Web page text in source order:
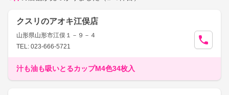
クスリのアオキ江俣店
山形県山形市江俣１－９－４
TEL: 023-666-5721
汁も油も吸いとるカップM4色34枚入